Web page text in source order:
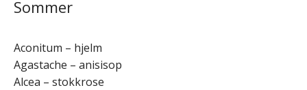
Sommer
Aconitum – hjelm
Agastache – anisisop
Alcea – stokkrose